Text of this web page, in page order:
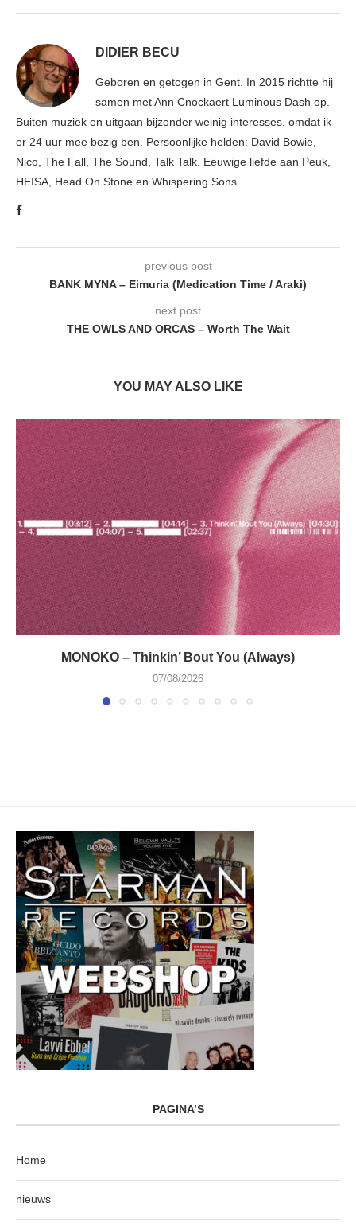
DIDIER BECU
Geboren en getogen in Gent. In 2015 richtte hij
samen met Ann Cnockaert Luminous Dash op.
Buiten muziek en uitgaan bijzonder weinig interesses, omdat ik
er 24 uur mee bezig ben. Persoonlijke helden: David Bowie,
Nico, The Fall, The Sound, Talk Talk. Eeuwige liefde aan Peuk,
HEISA, Head On Stone en Whispering Sons.
previous post
BANK MYNA – Eimuria (Medication Time / Araki)
next post
THE OWLS AND ORCAS – Worth The Wait
YOU MAY ALSO LIKE
MONOKO – Thinkin’ Bout You (Always)
07/08/2026
PAGINA’S
Home
nieuws